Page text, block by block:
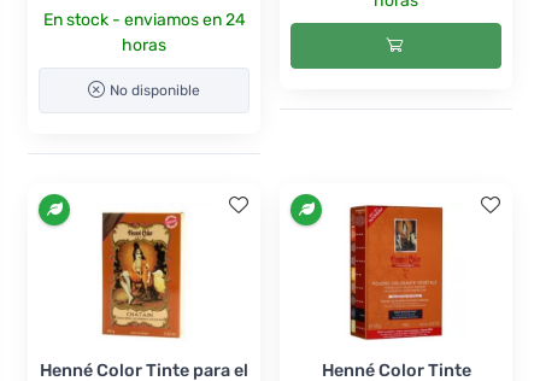
En stock - enviamos en 24
horas
No disponible
Henné Color Tinte para el
Henné Color Tinte